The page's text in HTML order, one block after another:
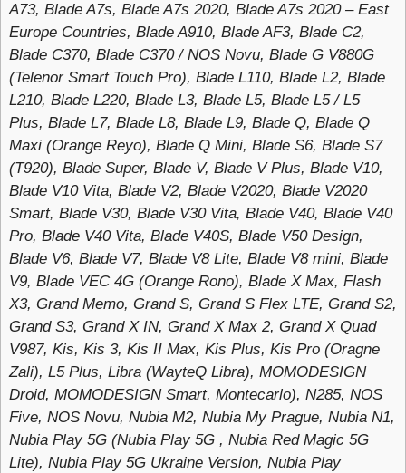
A73, Blade A7s, Blade A7s 2020, Blade A7s 2020 – East
Europe Countries, Blade A910, Blade AF3, Blade C2,
Blade C370, Blade C370 / NOS Novu, Blade G V880G
(Telenor Smart Touch Pro), Blade L110, Blade L2, Blade
L210, Blade L220, Blade L3, Blade L5, Blade L5 / L5
Plus, Blade L7, Blade L8, Blade L9, Blade Q, Blade Q
Maxi (Orange Reyo), Blade Q Mini, Blade S6, Blade S7
(T920), Blade Super, Blade V, Blade V Plus, Blade V10,
Blade V10 Vita, Blade V2, Blade V2020, Blade V2020
Smart, Blade V30, Blade V30 Vita, Blade V40, Blade V40
Pro, Blade V40 Vita, Blade V40S, Blade V50 Design,
Blade V6, Blade V7, Blade V8 Lite, Blade V8 mini, Blade
V9, Blade VEC 4G (Orange Rono), Blade X Max, Flash
X3, Grand Memo, Grand S, Grand S Flex LTE, Grand S2,
Grand S3, Grand X IN, Grand X Max 2, Grand X Quad
V987, Kis, Kis 3, Kis II Max, Kis Plus, Kis Pro (Oragne
Zali), L5 Plus, Libra (WayteQ Libra), MOMODESIGN
Droid, MOMODESIGN Smart, Montecarlo), N285, NOS
Five, NOS Novu, Nubia M2, Nubia My Prague, Nubia N1,
Nubia Play 5G (Nubia Play 5G , Nubia Red Magic 5G
Lite), Nubia Play 5G Ukraine Version, Nubia Play